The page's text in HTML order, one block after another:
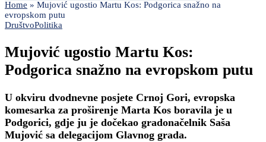
Home » Mujović ugostio Martu Kos: Podgorica snažno na
evropskom putu
DruštvoPolitika
Mujović ugostio Martu Kos:
Podgorica snažno na evropskom putu
U okviru dvodnevne posjete Crnoj Gori, evropska
komesarka za proširenje Marta Kos boravila je u
Podgorici, gdje ju je dočekao gradonačelnik Saša
Mujović sa delegacijom Glavnog grada.